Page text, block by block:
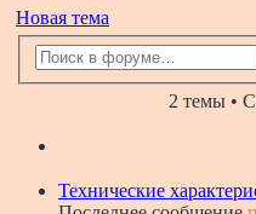
Новая тема
2 темы •
Технические